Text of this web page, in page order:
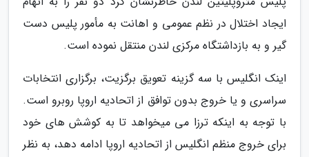
ایجاد اختلال در نظم عمومی و اهانت به مأمور پلیس دست
گیر و به بازداشتگاه مرکزی لندن منتقل نموده است.
اینک انگلیس با سه گزینه تعویق برگزیت، برگزاری انتخابات
سراسری و یا خروج بدون توافق از اتحادیه اروپا روبرو است.
با توجه به اینکه ترزا می میخواهد تا به کوشش های خود
برای خروج منظم انگلیس از اتحادیه اروپا ادامه دهد، به نظر